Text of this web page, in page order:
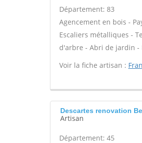
Département: 83
Agencement en bois -
Escaliers métalliques -
d'arbre - Abri de jardin -
Voir la fiche artisan :
Descartes renovation
Artisan
Département: 45